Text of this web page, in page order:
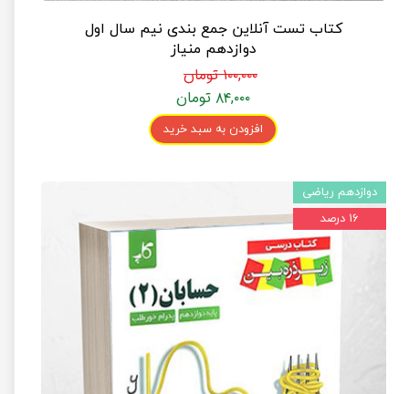
کتاب تست آنلاین جمع بندی نیم سال اول
دوازدهم منیاز
۱۰۰,۰۰۰ تومان
۸۴,۰۰۰ تومان
افزودن به سبد خرید
دوازدهم ریاضی
۱۶ درصد